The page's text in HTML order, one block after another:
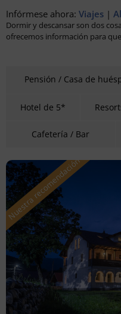
Infórmese ahora: Viajes |
Dormir y descansar son dos
ofrecemos información para
Pensión / Casa de
Hotel de 5*
Cafetería / Bar